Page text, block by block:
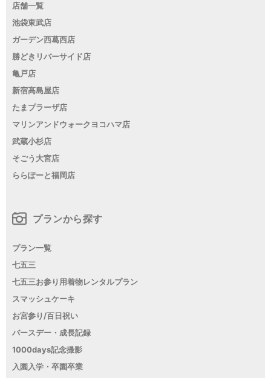
店舗一覧
池袋東武店
ガーデン西葛西店
勝どきリバーサイド店
亀戸店
新宿高島屋店
たまプラーザ店
マリンアンドウォークヨコハマ店
武蔵小杉店
そごう大宮店
ららぽーと福岡店
プランから探す
プラン一覧
七五三
七五三お参り用着物レンタルプラン
スマッシュケーキ
お宮参り/百日祝い
バースデー・成長記録
1000days記念撮影
入園入学・卒園卒業